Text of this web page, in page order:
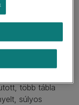
kedvenc
több tábla
súlyos